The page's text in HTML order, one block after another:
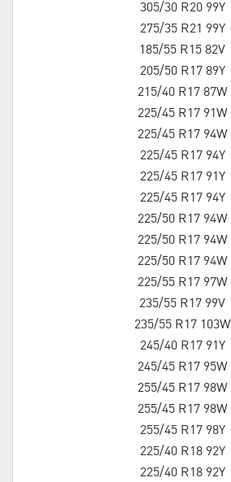
305/30 R20 99Y
275/35 R21 99Y
185/55 R15 82V
205/50 R17 89Y
215/40 R17 87W
225/45 R17 91W
225/45 R17 94W
225/45 R17 94Y
225/45 R17 91Y
225/45 R17 94Y
225/50 R17 94W
225/50 R17 94W
225/50 R17 94W
225/55 R17 97W
235/55 R17 99V
235/55 R17 103W
245/40 R17 91Y
245/45 R17 95W
255/45 R17 98W
255/45 R17 98W
255/45 R17 98Y
225/40 R18 92Y
225/40 R18 92Y